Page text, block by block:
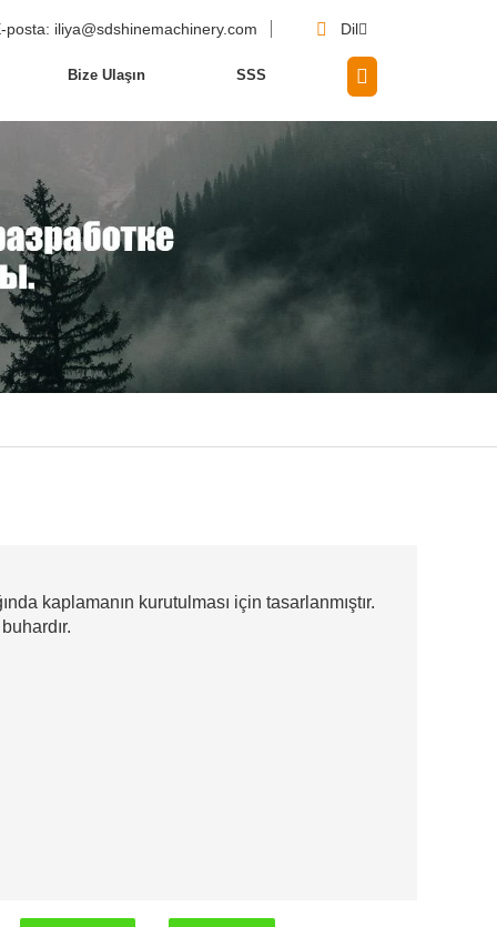
Bize Ulaşın SSS
posta: iliya@sdshinemachinery.com Dil
kaplamanın kurutulması için tasarlanmıştır.